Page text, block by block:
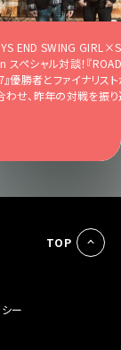
END SWING
スペシャル対談！『
優勝者とファイナリス
わせ、昨年の対戦を振り
TOP
ー